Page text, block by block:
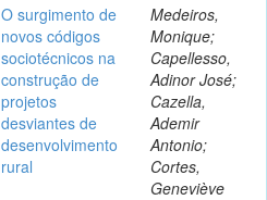
O surgimento de
novos códigos
sociotécnicos na
construção de
projetos
desviantes de
desenvolvimento
rural
Medeiros,
Monique;
Capellesso,
Adinor José;
Cazella,
Ademir
Antonio;
Cortes,
Geneviève